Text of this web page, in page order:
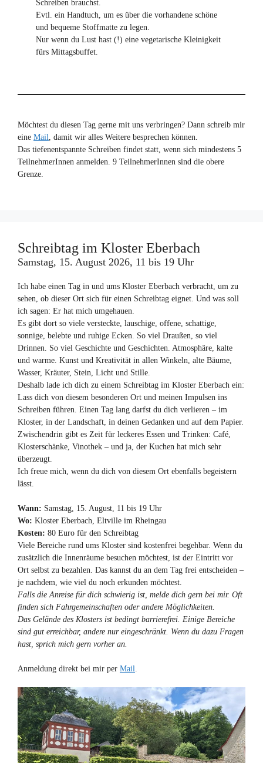
Schreiben brauchst.
Evtl. ein Handtuch, um es über die vorhandene schöne
und bequeme Stoffmatte zu legen.
Nur wenn du Lust hast (!) eine vegetarische Kleinigkeit
fürs Mittagsbuffet.
Möchtest du diesen Tag gerne mit uns verbringen? Dann schreib mir
eine Mail, damit wir alles Weitere besprechen können.
Das tiefenentspannte Schreiben findet statt, wenn sich mindestens 5
TeilnehmerInnen anmelden. 9 TeilnehmerInnen sind die obere
Grenze.
Schreibtag im Kloster Eberbach
Samstag, 15. August 2026, 11 bis 19 Uhr
Ich habe einen Tag in und ums Kloster Eberbach verbracht, um zu
sehen, ob dieser Ort sich für einen Schreibtag eignet. Und was soll
ich sagen: Er hat mich umgehauen.
Es gibt dort so viele versteckte, lauschige, offene, schattige,
sonnige, belebte und ruhige Ecken. So viel Draußen, so viel
Drinnen. So viel Geschichte und Geschichten. Atmosphäre, kalte
und warme. Kunst und Kreativität in allen Winkeln, alte Bäume,
Wasser, Kräuter, Stein, Licht und Stille.
Deshalb lade ich dich zu einem Schreibtag im Kloster Eberbach ein:
Lass dich von diesem besonderen Ort und meinen Impulsen ins
Schreiben führen. Einen Tag lang darfst du dich verlieren – im
Kloster, in der Landschaft, in deinen Gedanken und auf dem Papier.
Zwischendrin gibt es Zeit für leckeres Essen und Trinken: Café,
Klosterschänke, Vinothek – und ja, der Kuchen hat mich sehr
überzeugt.
Ich freue mich, wenn du dich von diesem Ort ebenfalls begeistern
lässt.
Wann: Samstag, 15. August, 11 bis 19 Uhr
Wo: Kloster Eberbach, Eltville im Rheingau
Kosten: 80 Euro für den Schreibtag
Viele Bereiche rund ums Kloster sind kostenfrei begehbar. Wenn du
zusätzlich die Innenräume besuchen möchtest, ist der Eintritt vor
Ort selbst zu bezahlen. Das kannst du an dem Tag frei entscheiden –
je nachdem, wie viel du noch erkunden möchtest.
Falls die Anreise für dich schwierig ist, melde dich gern bei mir. Oft
finden sich Fahrgemeinschaften oder andere Möglichkeiten.
Das Gelände des Klosters ist bedingt barrierefrei. Einige Bereiche
sind gut erreichbar, andere nur eingeschränkt. Wenn du dazu Fragen
hast, sprich mich gern vorher an.
Anmeldung direkt bei mir per Mail.